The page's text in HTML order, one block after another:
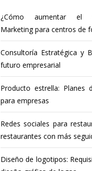
¿Cómo aumentar el
Marketing para centros de
Consultoría Estratégica y
futuro empresarial
Producto estrella: Planes
para empresas
Redes sociales para
restaurantes con más
Diseño de logotipos: